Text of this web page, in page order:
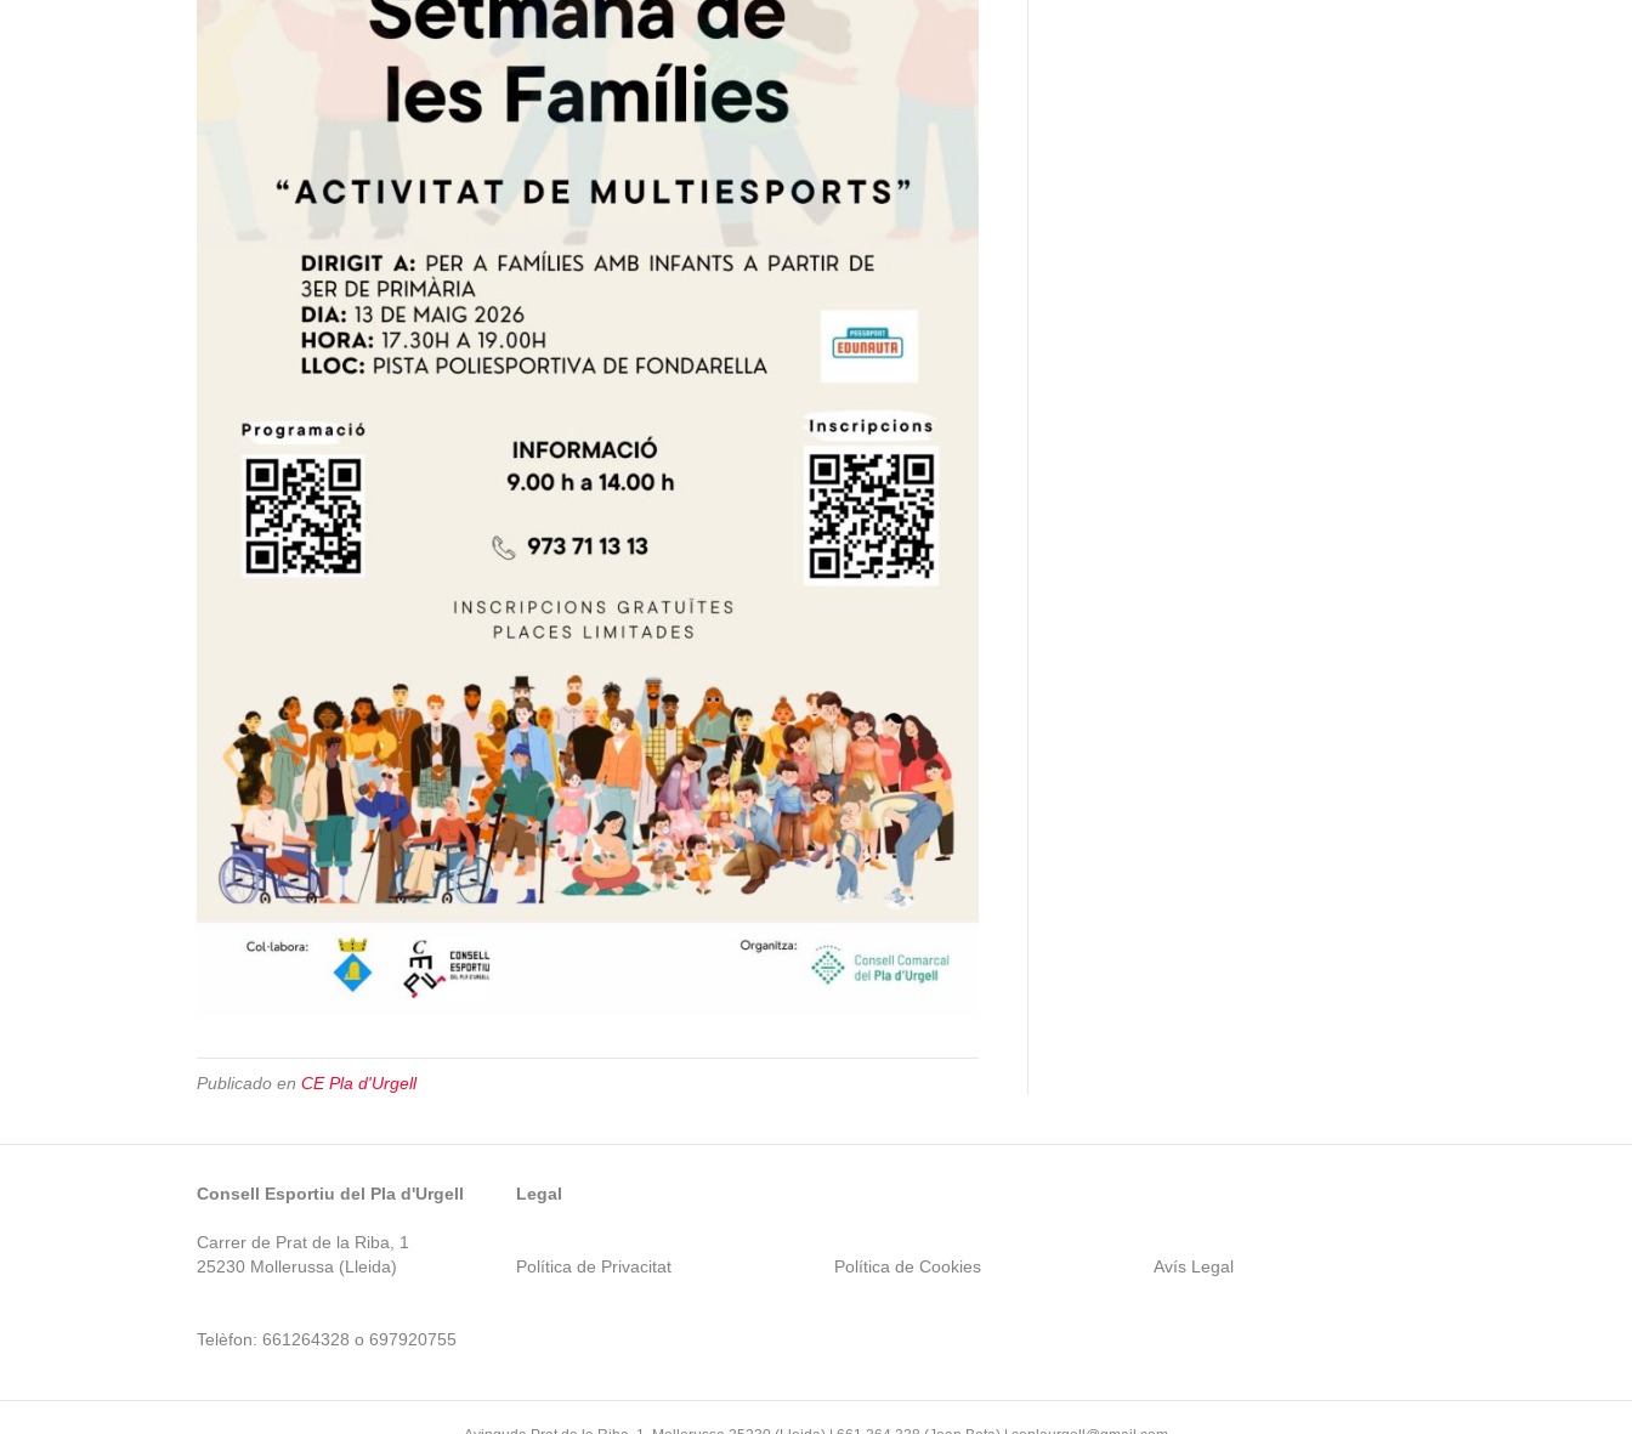
Publicado en CE Pla d'Urgell
Consell Esportiu del Pla d'Urgell
Carrer de Prat de la Riba, 1
25230 Mollerussa (Lleida)
Telèfon: 661264328 o 697920755
Legal
Política de Privacitat Política de Cookies Avís Legal